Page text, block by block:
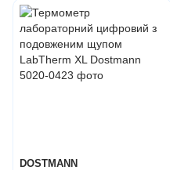
DOSTMANN